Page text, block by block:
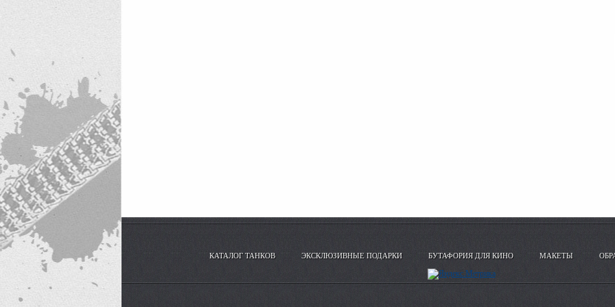
КАТАЛОГ ТАНКОВ ЭКСКЛЮЗИВНЫЕ ПОДАРКИ БУТАФОРИЯ ДЛЯ КИНО МАКЕТЫ